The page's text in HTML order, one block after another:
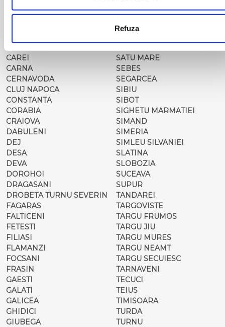
Refuza
CAMPULUNG
CAREI
CARNA
CERNAVODA
CLUJ NAPOCA
CONSTANTA
CORABIA
CRAIOVA
DABULENI
DEJ
DESA
DEVA
DOROHOI
DRAGASANI
DROBETA TURNU SEVERIN
FAGARAS
FALTICENI
FETESTI
FILIASI
FLAMANZI
FOCSANI
FRASIN
GAESTI
GALATI
GALICEA
GHIDICI
GIUBEGA
ROSIORII DE VEDE
SADOVA
SATU MARE
SEBES
SEGARCEA
SIBIU
SIBOT
SIGHETU MARMATIEI
SIMAND
SIMERIA
SIMLEU SILVANIEI
SLATINA
SLOBOZIA
SUCEAVA
SUPUR
TANDAREI
TARGOVISTE
TARGU FRUMOS
TARGU JIU
TARGU MURES
TARGU NEAMT
TARGU SECUIESC
TARNAVENI
TECUCI
TEIUS
TIMISOARA
TURDA
TURNU